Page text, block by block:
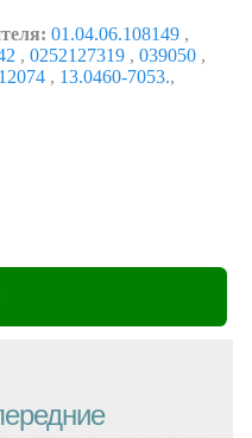
01.04.06.108149 ,
, 0252127319 , 039050 ,
12074 , 13.0460-7053.,